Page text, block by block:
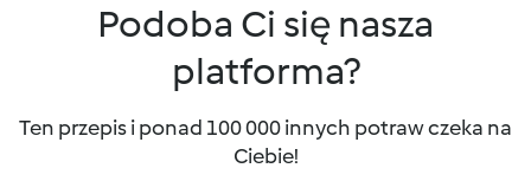
Podoba Ci się nasza
platforma?
Ten przepis i ponad 100 000 innych potraw czeka na
Ciebie!